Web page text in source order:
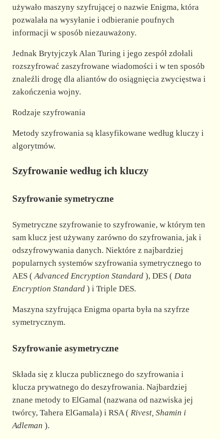
używało maszyny szyfrującej o nazwie Enigma, która
pozwalała na wysyłanie i odbieranie poufnych
informacji w sposób niezauważony.
Jednak Brytyjczyk Alan Turing i jego zespół zdołali
rozszyfrować zaszyfrowane wiadomości i w ten sposób
znaleźli drogę dla aliantów do osiągnięcia zwycięstwa i
zakończenia wojny.
Rodzaje szyfrowania
Metody szyfrowania są klasyfikowane według kluczy i
algorytmów.
Szyfrowanie według ich kluczy
Szyfrowanie symetryczne
Symetryczne szyfrowanie to szyfrowanie, w którym ten
sam klucz jest używany zarówno do szyfrowania, jak i
odszyfrowywania danych. Niektóre z najbardziej
popularnych systemów szyfrowania symetrycznego to
AES (Advanced Encryption Standard), DES ( Data
Encryption Standard) i Triple DES.
Maszyna szyfrująca Enigma oparta była na szyfrze
symetrycznym.
Szyfrowanie asymetryczne
Składa się z klucza publicznego do szyfrowania i
klucza prywatnego do deszyfrowania. Najbardziej
znane metody to ElGamal (nazwana od nazwiska jej
twórcy, Tahera ElGamala) i RSA ( Rivest, Shamin i
Adleman ).